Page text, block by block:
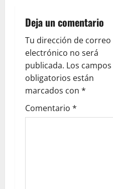
i
g
a
t
i
o
Deja un comentario
Tu dirección de correo
electrónico no será
publicada. Los campos
obligatorios están
marcados con *
Comentario *